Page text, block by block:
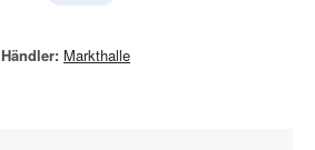
Händler: Markthalle